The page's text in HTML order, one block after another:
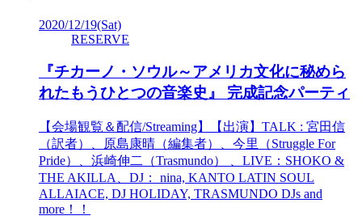
2020/12/19(Sat)
RESERVE
『チカーノ・ソウル～アメリカ文化に秘めら
れたもうひとつの音楽史』 完成記念パーティ
【会場観覧＆配信/Streaming】【出演】TALK : 宮田信
（訳者）、原島康晴（編集者）、今里（Struggle For
Pride）、浜崎伸二（Trasmundo） 、LIVE：SHOKO &
THE AKILLA、DJ： nina, KANTO LATIN SOUL
ALLAIACE, DJ HOLIDAY, TRASMUNDO DJs and
more！！